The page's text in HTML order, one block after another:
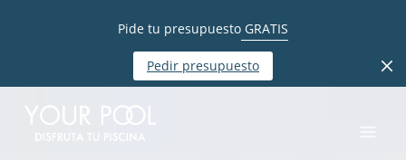
Pide tu presupuesto GRATIS
Pedir presupuesto